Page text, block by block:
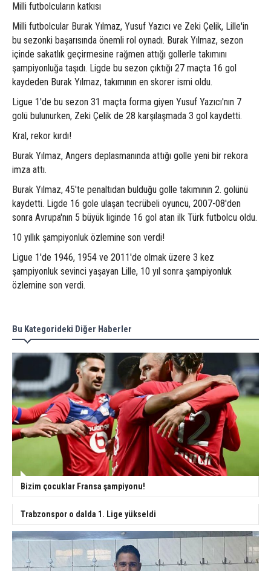
Milli futbolcuların katkısı
Milli futbolcular Burak Yılmaz, Yusuf Yazıcı ve Zeki Çelik, Lille'in
bu sezonki başarısında önemli rol oynadı. Burak Yılmaz, sezon
içinde sakatlık geçirmesine rağmen attığı gollerle takımını
şampiyonluğa taşıdı. Ligde bu sezon çıktığı 27 maçta 16 gol
kaydeden Burak Yılmaz, takımının en skorer ismi oldu.
Ligue 1'de bu sezon 31 maçta forma giyen Yusuf Yazıcı'nın 7
golü bulunurken, Zeki Çelik de 28 karşılaşmada 3 gol kaydetti.
Kral, rekor kırdı!
Burak Yılmaz, Angers deplasmanında attığı golle yeni bir rekora
imza attı.
Burak Yılmaz, 45'te penaltıdan bulduğu golle takımının 2. golünü
kaydetti. Ligde 16 gole ulaşan tecrübeli oyuncu, 2007-08'den
sonra Avrupa'nın 5 büyük liginde 16 gol atan ilk Türk futbolcu oldu.
10 yıllık şampiyonluk özlemine son verdi!
Ligue 1'de 1946, 1954 ve 2011'de olmak üzere 3 kez
şampiyonluk sevinci yaşayan Lille, 10 yıl sonra şampiyonluk
özlemine son verdi.
Bu Kategorideki Diğer Haberler
Bizim çocuklar Fransa şampiyonu!
Trabzonspor o dalda 1. Lige yükseldi